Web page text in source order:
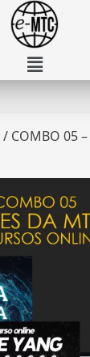
/ COMBO 05 –